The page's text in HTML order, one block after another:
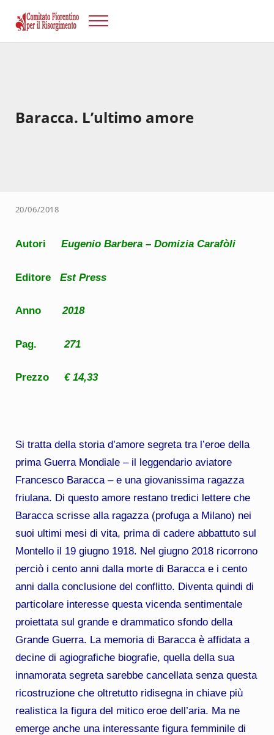
Risorgimento Firenze
Menu
Baracca. L’ultimo amore
20/06/2018
Autori Eugenio Barbera – Domizia Carafòli
Editore Est Press
Anno2018
Pag.271
Prezzo € 14,33
Si tratta della storia d’amore segreta tra l’eroe della
prima Guerra Mondiale – il leggendario aviatore
Francesco Baracca – e una giovanissima ragazza
friulana. Di questo amore restano tredici lettere che
Baracca scrisse alla ragazza (profuga a Milano) nei
suoi ultimi mesi di vita, prima di cadere abbattuto sul
Montello il 19 giugno 1918. Nel giugno 2018 ricorrono
perciò i cento anni dalla morte di Baracca e i cento
anni dalla conclusione del conflitto. Diventa quindi di
particolare interesse questa vicenda sentimentale
proiettata sul grande e drammatico sfondo della
Grande Guerra. La memoria di Baracca è affidata a
decine di agiografiche biografie, quella della sua
innamorata segreta sarebbe cancellata senza questa
ricostruzione che oltretutto ridisegna in chiave più
realistica la figura del mitico eroe dell’aria. Ma ne
emerge anche una interessante figura femminile di